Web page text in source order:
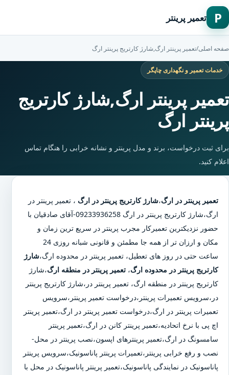
P تعمیر پرینتر
صفحه اصلی/تعمیر پرینتر ارگ,شارژ کارتریج پرینتر ارگ
خدمات تعمیر و نگهداری چاپگر
تعمیر پرینتر ارگ,شارژ کارتریج
پرینتر ارگ
برای ثبت درخواست، برند و مدل پرینتر و نشانه خرابی را هنگام تماس
اعلام کنید.
تعمیر پرینتر در ارگ،شارژ کارتریج پرینتر در ارگ ، تعمیر پرینتر در
ارگ،شارژ کارتریج پرینتر در ارگ
09233936258-آقای صادقیان با
حضور نزدیکترین تعمیرکار مجرب پرینتر در سریع ترین زمان و
مکان و ارزان تر از همه جا مطمئن و قانونی شبانه روزی 24
ساعت حتی در روز های تعطیل، تعمیر پرینتر در محدوده ارگ،شارژ
کارتریج پرینتر در محدوده ارگ، تعمیر پرینتر در منطقه ارگ،شارژ
کارتریج پرینتر در منطقه ارگ، تعمیر پرینتر در،شارژ کارتریج پرینتر
در،سرویس تعمیرات پرینتر،درخواست تعمیر پرینتر،سرویس
تعمیرات پرینتر در ارگ،درخواست تعمیر پرینتر در ارگ،تعمیر پرینتر
اچ پی با نرخ اتحادیه،تعمیر پرینتر کانن در ارگ،تعمیر پرینتر
سامسونگ در ارگ،تعمیر پرینترهای اپسون،نصب پرینتر در محل-
نصب و رفع خرابی پرینتر،تعمیرات پرینتر پاناسونیک،سرویس پرینتر
پاناسونیک در نمایندگی پاناسونیک،تعمیر پرینتر پاناسونیک در محل با